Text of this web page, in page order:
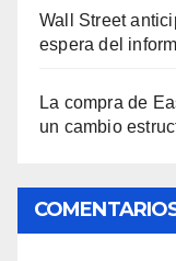
Wall Street
espera del
La compra de
un cambio